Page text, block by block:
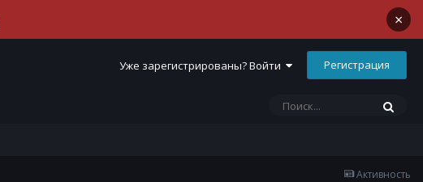
×
Уже зарегистрированы? Войти Регистрация
Активность